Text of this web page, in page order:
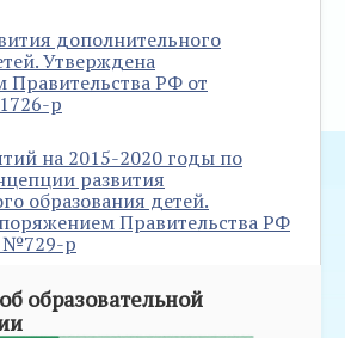
дополнительного
Утверждена
Правительства РФ от
р
на 2015-2020 годы по
развития
образования детей.
Правительства РФ
№729-р
образовательной